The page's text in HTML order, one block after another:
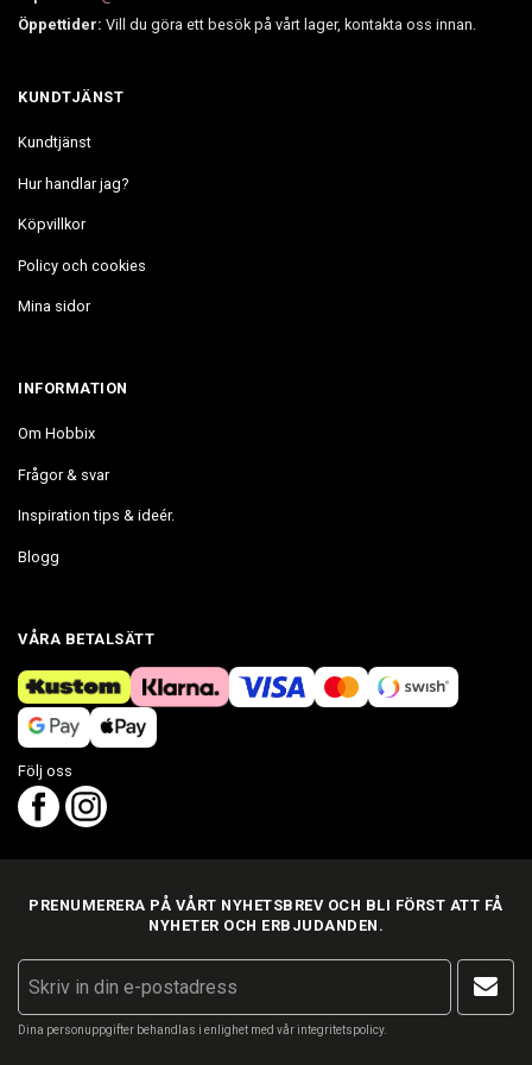
Öppettider: Vill du göra ett besök på vårt lager, kontakta oss innan.
KUNDTJÄNST
Kundtjänst
Hur handlar jag?
Köpvillkor
Policy och cookies
Mina sidor
INFORMATION
Om Hobbix
Frågor & svar
Inspiration tips & ideér.
Blogg
VÅRA BETALSÄTT
Följ oss
PRENUMERERA PÅ VÅRT NYHETSBREV OCH BLI FÖRST ATT FÅ
NYHETER OCH ERBJUDANDEN.
Dina personuppgifter behandlas i enlighet med vår integritetspolicy.